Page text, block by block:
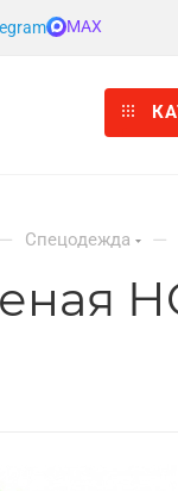
MAX
— Спецодежда —